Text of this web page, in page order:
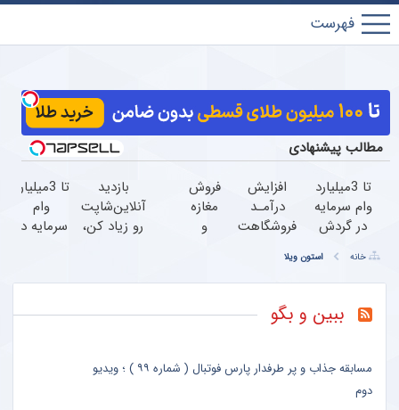
پارس
فوتبال
مطالب پیشنهادی
تا 3میلیارد
وام سرمایه
در گردش
=>
فروشگاهت
رو ثبت
کن
افزایش
درآمـد
فروشگاهت
فروش
مغازه
و
خودت
بازدید
آنلاین‌شاپت
رو زیاد کن،
بیشتر
تا 3میلیارد
وام
سرمایه در
خانه استون ویلا
ببین و بگو
مسابقه جذاب و پر طرفدار پارس فوتبال ( شماره ۹۹ ) ؛ ویدیو
دوم